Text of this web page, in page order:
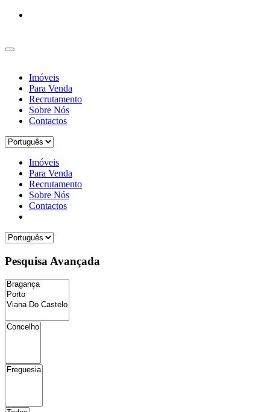
Imóveis
Para Venda
Recrutamento
Sobre Nós
Contactos
Imóveis
Para Venda
Recrutamento
Sobre Nós
Contactos
Pesquisa Avançada